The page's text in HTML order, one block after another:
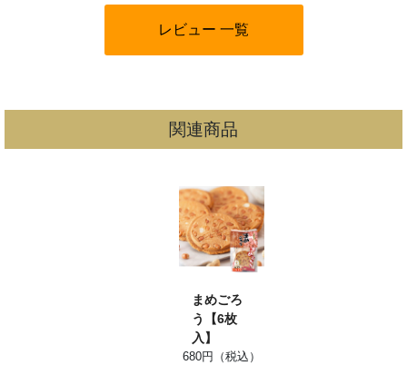
関連商品
まめごろ
う【6枚
入】
680円（税込）